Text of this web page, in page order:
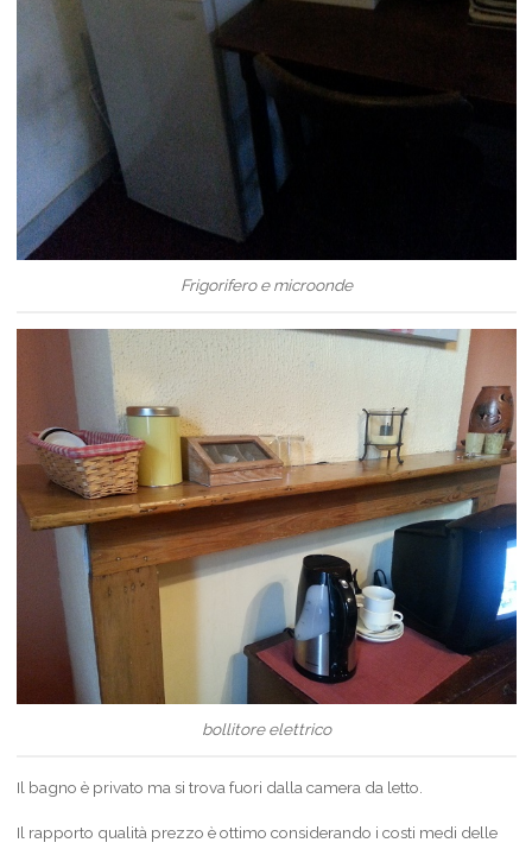
Frigorifero e microonde
bollitore elettrico
Il bagno è privato ma si trova fuori dalla camera da letto.
Il rapporto qualità prezzo è ottimo considerando i costi medi delle